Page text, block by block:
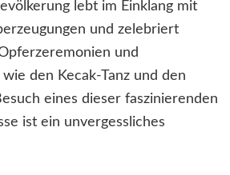
lebt im Einklang mit
und zelebriert
und
den Kecak-Tanz und den
eines dieser faszinierenden
ist ein unvergessliches